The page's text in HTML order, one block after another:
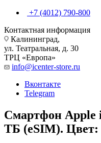
+7 (4012) 790-800
Контактная информация
Калининград,
ул. Театральная, д. 30
ТРЦ «Европа»
info@icenter-store.ru
Вконтакте
Telegram
Смартфон Apple
ТБ (eSIM). Цвет: